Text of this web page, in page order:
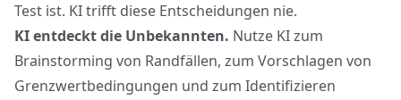
Test ist. KI trifft diese Entscheidungen nie.
KI entdeckt die Unbekannten. Nutze KI zum
Brainstorming von Randfällen, zum Vorschlagen von
Grenzwertbedingungen und zum Identifizieren